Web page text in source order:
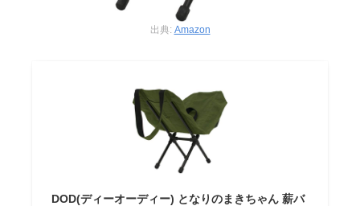
出典: Amazon
DOD(ディーオーディー) となりのまきちゃん 薪バ